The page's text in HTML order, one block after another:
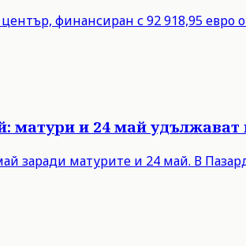
финансиран с 92 918,95 евро
матури и 24 май удължават
заради матурите и 24 май. В